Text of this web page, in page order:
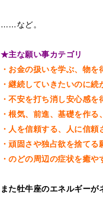
……など。
★主な願い事カテゴリ
・お金の扱いを学ぶ、物を
・継続していきたいのに
・不安を打ち消し安心感
・根気、前進、基礎を作
・人を信頼する、人に信
・頑固さや独占欲を捨てる
・のどの周辺の症状を癒や
また牡牛座のエネルギーが